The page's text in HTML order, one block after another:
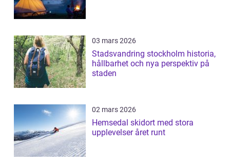
03 mars 2026
Stadsvandring stockholm historia,
hållbarhet och nya perspektiv på
staden
02 mars 2026
Hemsedal skidort med stora
upplevelser året runt